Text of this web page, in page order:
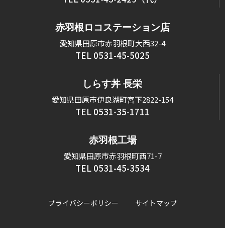
赤羽根ロコステーション店
愛知県田原市赤羽根町大西32-4
TEL 0531-45-5025
しらす丼 長栄
愛知県田原市伊良湖町宮下2822-154
TEL 0531-35-1711
赤羽根工場
愛知県田原市赤羽根町西71-7
TEL 0531-45-3534
プライバシーポリシー サイトマップ